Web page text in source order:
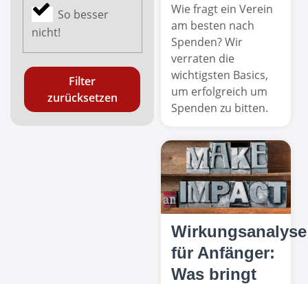
So besser
nicht!
Filter
zurücksetzen
Wie fragt ein Verein
am besten nach
Spenden? Wir
verraten die
wichtigsten Basics,
um erfolgreich um
Spenden zu bitten.
Wirkungsanalyse
für Anfänger:
Was bringt